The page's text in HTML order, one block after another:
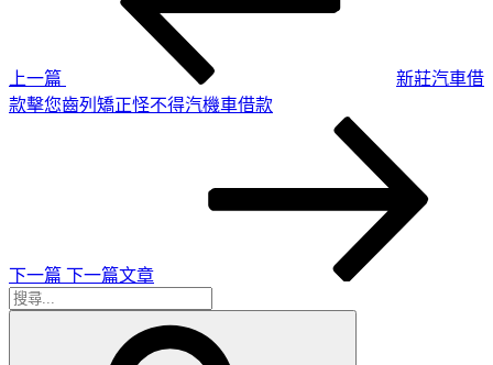
上一篇
新莊汽車借
款擊您齒列矯正怪不得汽機車借款
下一篇 下一篇文章
搜